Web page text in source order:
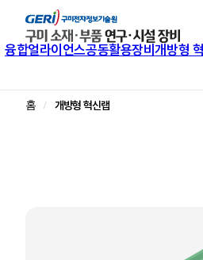
융합얼라이언스공동활용장비개방형
홈 개방형 혁신랩